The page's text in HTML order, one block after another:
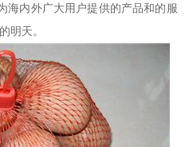
海内外广大用户提供的产品和的服
明天。